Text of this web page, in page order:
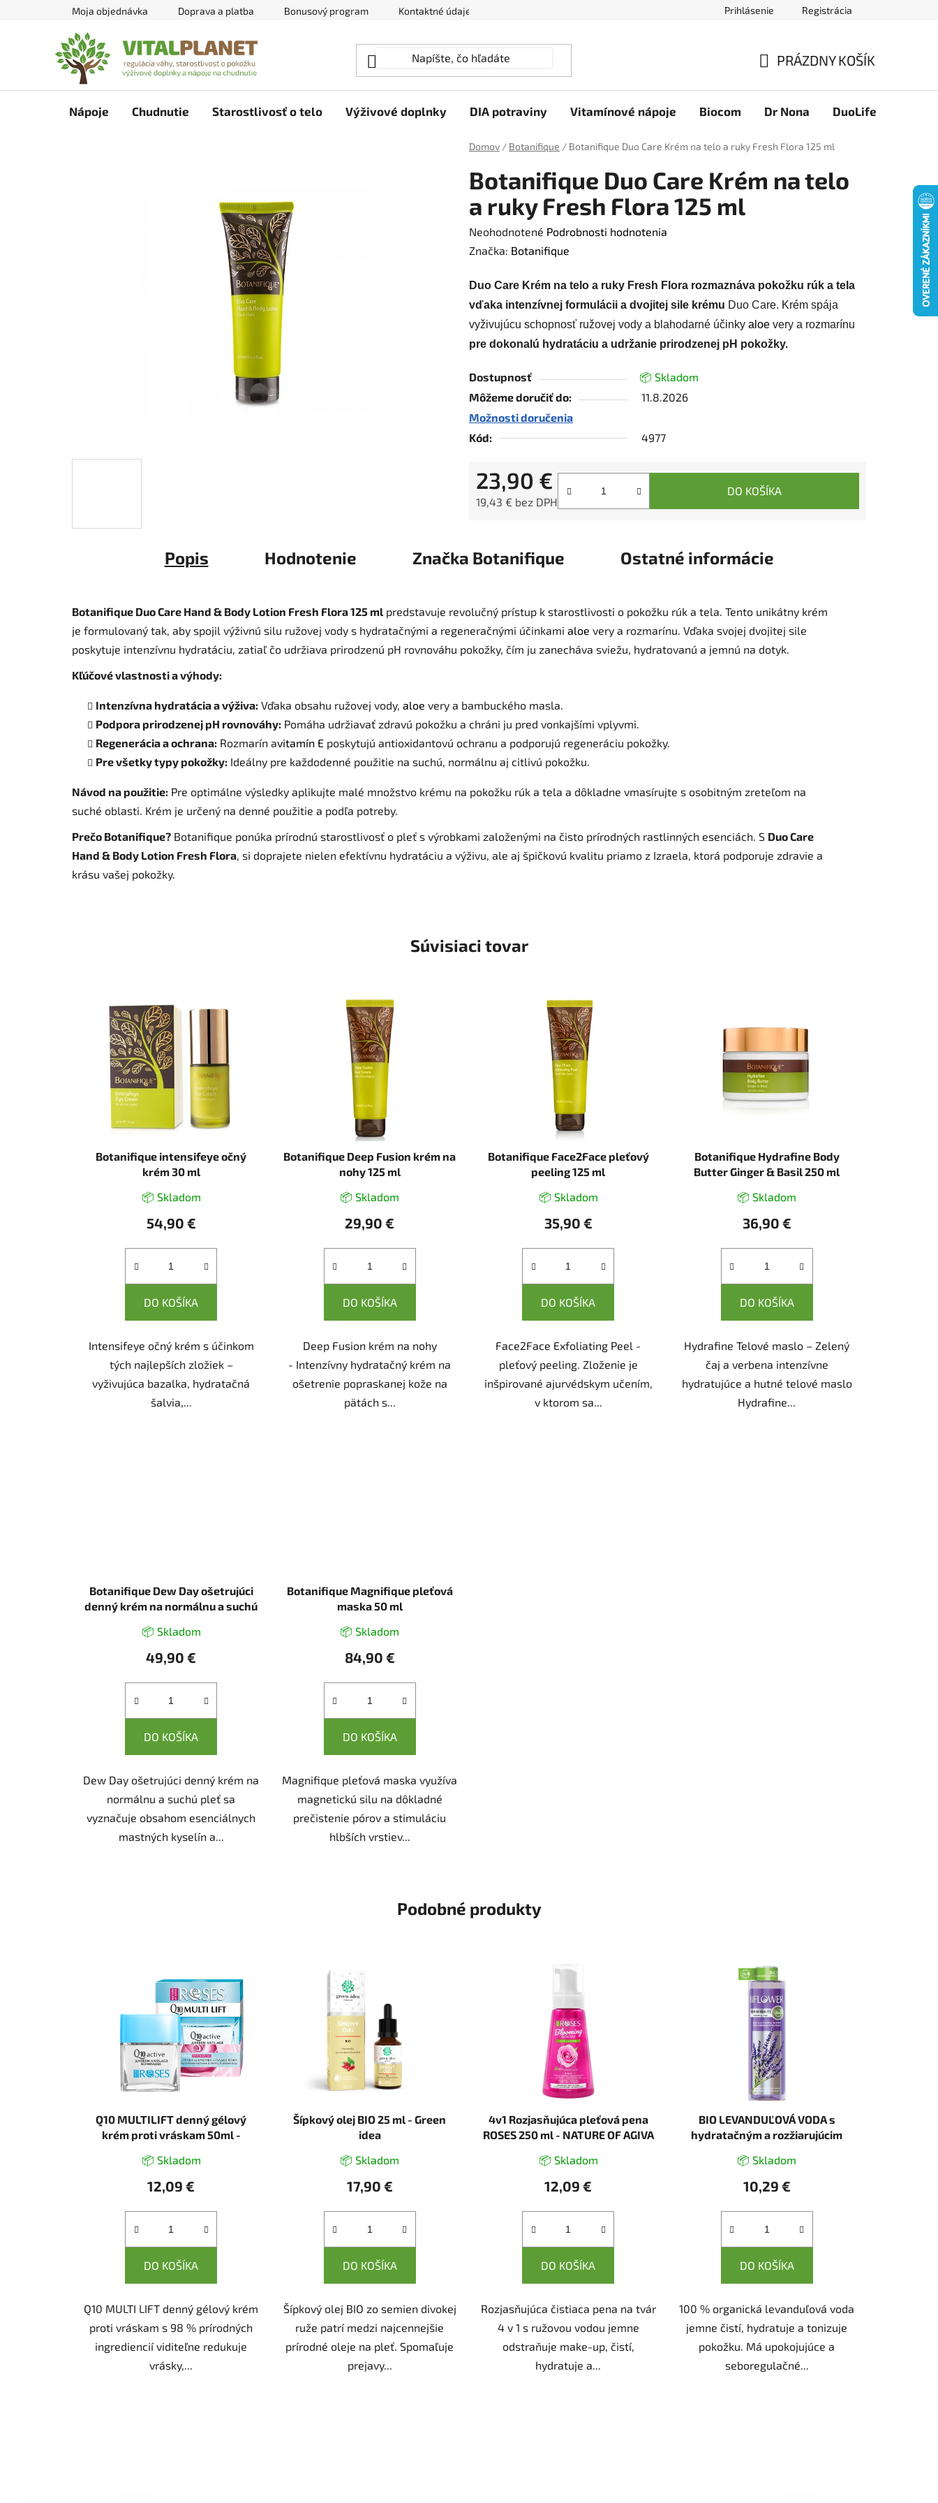
Moja objednávka Doprava a platba Bonusový program Kontaktné údaje Ako nakupovať Obchodné podmienky
Prihlásenie Registrácia
KOŠÍK
PRÁZDNY KOŠÍK
Nápoje Chudnutie Starostlivosť o telo Výživové doplnky DIA potraviny Vitamínové nápoje Biocom Dr Nona DuoLife
Domov / Botanifique / Botanifique Duo Care Krém na telo a ruky Fresh Flora 125 ml
Botanifique Duo Care Krém na telo
a ruky Fresh Flora 125 ml
Priemerné
hodnotenie
je
0,0
z
5
Neohodnotené Podrobnosti hodnotenia
Značka: Botanifique
Duo Care Krém na telo a ruky Fresh Flora rozmaznáva pokožku rúk a tela
vďaka intenzívnej formulácii a dvojitej sile krému Duo Care. Krém spája
vyživujúcu schopnosť ružovej vody a blahodarné účinky aloe very a rozmarínu
pre dokonalú hydratáciu a udržanie prirodzenej pH pokožky.
Dostupnosť
📦 Skladom
Môžeme doručiť do:
11.8.2026
Možnosti doručenia
Kód:
4977
23,90 €
19,43 € bez DPH
DO KOŠÍKA
Popis Hodnotenie Značka Botanifique Ostatné informácie
Botanifique Duo Care Hand & Body Lotion Fresh Flora 125 ml predstavuje revolučný prístup k starostlivosti o pokožku rúk a tela. Tento unikátny krém
je formulovaný tak, aby spojil výživnú silu ružovej vody s hydratačnými a regeneračnými účinkami aloe very a rozmarínu. Vďaka svojej dvojitej sile
poskytuje intenzívnu hydratáciu, zatiaľ čo udržiava prirodzenú pH rovnováhu pokožky, čím ju zanecháva sviežu, hydratovanú a jemnú na dotyk.
Kľúčové vlastnosti a výhody:
Intenzívna hydratácia a výživa: Vďaka obsahu ružovej vody, aloe very a bambuckého masla.
Podpora prirodzenej pH rovnováhy: Pomáha udržiavať zdravú pokožku a chráni ju pred vonkajšími vplyvmi.
Regenerácia a ochrana: Rozmarín avitamín E poskytujú antioxidantovú ochranu a podporujú regeneráciu pokožky.
Pre všetky typy pokožky: Ideálny pre každodenné použitie na suchú, normálnu aj citlivú pokožku.
Návod na použitie: Pre optimálne výsledky aplikujte malé množstvo krému na pokožku rúk a tela a dôkladne vmasírujte s osobitným zreteľom na
suché oblasti. Krém je určený na denné použitie a podľa potreby.
Prečo Botanifique? Botanifique ponúka prírodnú starostlivosť o pleť s výrobkami založenými na čisto prírodných rastlinných esenciách. S Duo Care
Hand & Body Lotion Fresh Flora, si doprajete nielen efektívnu hydratáciu a výživu, ale aj špičkovú kvalitu priamo z Izraela, ktorá podporuje zdravie a
krásu vašej pokožky.
Súvisiaci tovar
Botanifique intensifeye očný
krém 30 ml
📦 Skladom
54,90 €
DO KOŠÍKA
Intensifeye očný krém s účinkom
tých najlepších zložiek –
vyživujúca bazalka, hydratačná
šalvia,...
Botanifique Deep Fusion krém na
nohy 125 ml
📦 Skladom
29,90 €
DO KOŠÍKA
Deep Fusion krém na nohy
- Intenzívny hydratačný krém na
ošetrenie popraskanej kože na
pätách s...
Botanifique Face2Face pleťový
peeling 125 ml
📦 Skladom
35,90 €
DO KOŠÍKA
Face2Face Exfoliating Peel -
pleťový peeling. Zloženie je
inšpirované ajurvédskym učením,
v ktorom sa...
Botanifique Hydrafine Body
Butter Ginger & Basil 250 ml
📦 Skladom
36,90 €
DO KOŠÍKA
Hydrafine Telové maslo – Zelený
čaj a verbena intenzívne
hydratujúce a hutné telové maslo
Hydrafine...
Botanifique Dew Day ošetrujúci
denný krém na normálnu a suchú
📦 Skladom
49,90 €
DO KOŠÍKA
Dew Day ošetrujúci denný krém na
normálnu a suchú pleť sa
vyznačuje obsahom esenciálnych
mastných kyselín a...
Botanifique Magnifique pleťová
maska 50 ml
📦 Skladom
84,90 €
DO KOŠÍKA
Magnifique pleťová maska využíva
magnetickú silu na dôkladné
prečistenie pórov a stimuláciu
hlbších vrstiev...
Podobné produkty
Q10 MULTILIFT denný gélový
krém proti vráskam 50ml -
📦 Skladom
12,09 €
DO KOŠÍKA
Q10 MULTI LIFT denný gélový krém
proti vráskam s 98 % prírodných
ingrediencií viditeľne redukuje
vrásky,...
Šípkový olej BIO 25 ml - Green
idea
📦 Skladom
17,90 €
DO KOŠÍKA
Šípkový olej BIO zo semien divokej
ruže patrí medzi najcennejšie
prírodné oleje na pleť. Spomaľuje
prejavy...
4v1 Rozjasňujúca pleťová pena
ROSES 250 ml - NATURE OF AGIVA
📦 Skladom
12,09 €
DO KOŠÍKA
Rozjasňujúca čistiaca pena na tvár
4 v 1 s ružovou vodou jemne
odstraňuje make-up, čistí,
hydratuje a...
BIO LEVANDUĽOVÁ VODA s
hydratačným a rozžiarujúcim
AGIVA
📦 Skladom
10,29 €
DO KOŠÍKA
100 % organická levanduľová voda
jemne čistí, hydratuje a tonizuje
pokožku. Má upokojujúce a
seboregulačné...